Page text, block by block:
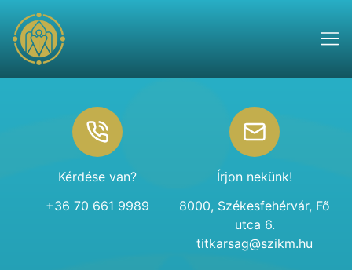
Kérdése van?
+36 70 661 9989
Írjon nekünk!
8000, Székesfehérvár, Fő
utca 6.
titkarsag@szikm.hu